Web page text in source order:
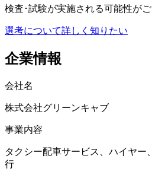
検査･試験が実施される可能性がご
選考について詳しく知りたい
企業情報
会社名
株式会社グリーンキャブ
事業内容
タクシー配車サービス、ハイヤー
行